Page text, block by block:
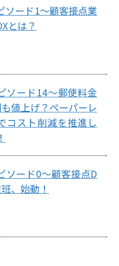
ソード1～顧客接点業
とは？
ソード14～郵便料金
値上げ？ペーパーレ
コスト削減を推進し
ソード0～顧客接点D
、始動！